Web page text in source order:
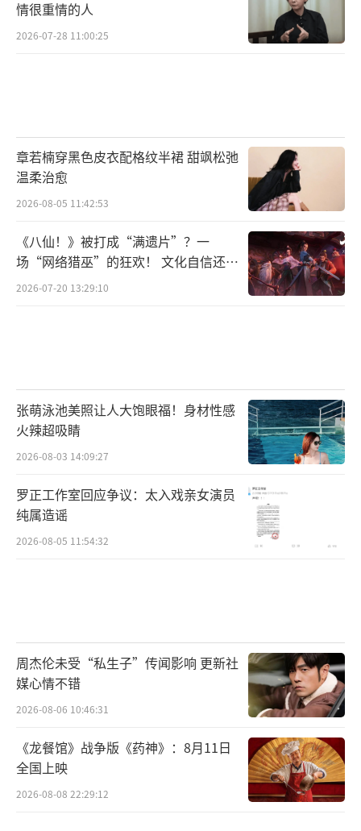
情很重情的人
2026-07-28 11:00:25
章若楠穿黑色皮衣配格纹半裙 甜飒松弛
温柔治愈
2026-08-05 11:42:53
《八仙！》被打成“满遗片”？一
场“网络猎巫”的狂欢！ 文化自信还是
焦虑？
2026-07-20 13:29:10
张萌泳池美照让人大饱眼福！身材性感
火辣超吸睛
2026-08-03 14:09:27
罗正工作室回应争议：太入戏亲女演员
纯属造谣
2026-08-05 11:54:32
周杰伦未受“私生子”传闻影响 更新社
媒心情不错
2026-08-06 10:46:31
《龙餐馆》战争版《药神》：8月11日
全国上映
2026-08-08 22:29:12